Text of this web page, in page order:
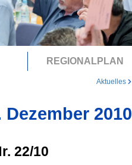
REGIONALPLAN
Aktuelles
2010
22/10